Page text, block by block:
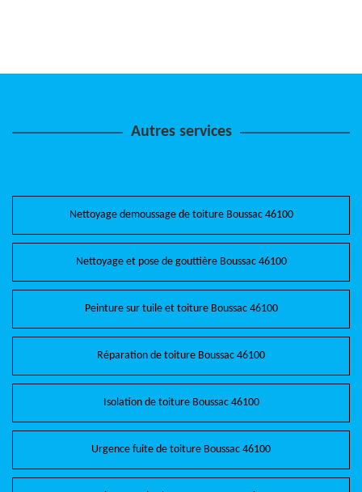
Autres services
Nettoyage demoussage de toiture Boussac 46100
Nettoyage et pose de gouttière Boussac 46100
Peinture sur tuile et toiture Boussac 46100
Réparation de toiture Boussac 46100
Isolation de toiture Boussac 46100
Urgence fuite de toiture Boussac 46100